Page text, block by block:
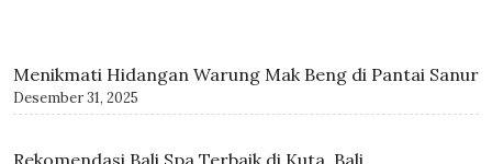
Desember 31, 2025